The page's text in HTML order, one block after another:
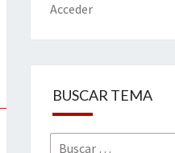
Acceder
BUSCAR TEMA
Buscar